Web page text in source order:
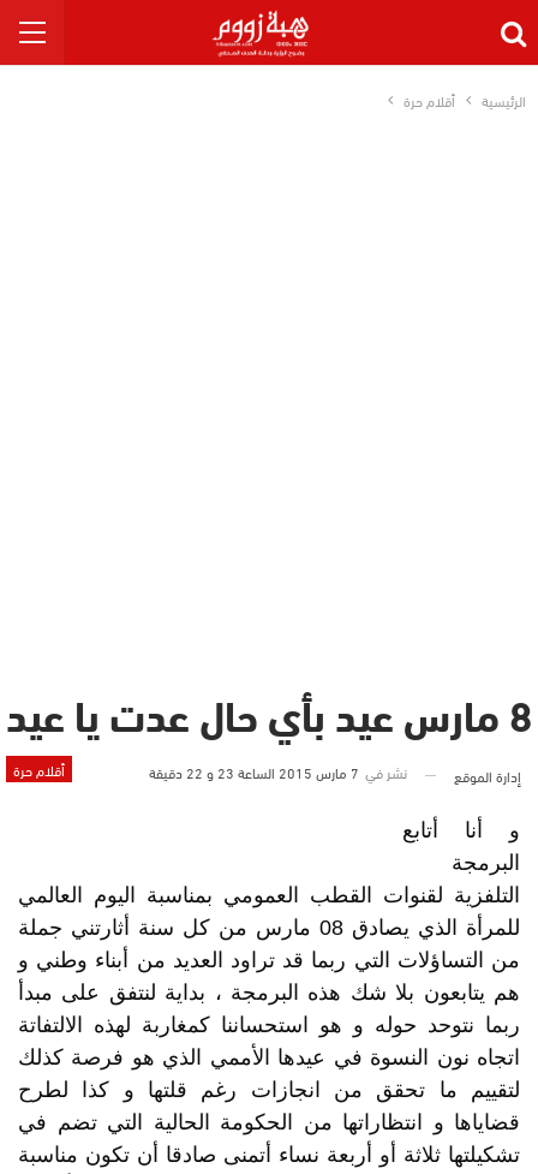
الرئيسية أقلام حرة
8 مارس عيد بأي حال عدت يا عيد
أقلام حرة إدارة الموقع نشر في 7 مارس 2015 الساعة 23 و 22 دقيقة
و أنا أتابع
البرمجة
التلفزية لقنوات القطب العمومي بمناسبة اليوم العالمي
للمرأة الذي يصادق 08 مارس من كل سنة أثارتني جملة
من التساؤلات التي ربما قد تراود العديد من أبناء وطني و
هم يتابعون بلا شك هذه البرمجة ، بداية لنتفق على مبدأ
ربما نتوحد حوله و هو استحساننا كمغاربة لهذه الالتفاتة
اتجاه نون النسوة في عيدها الأممي الذي هو فرصة كذلك
لتقييم ما تحقق من انجازات رغم قلتها و كذا لطرح
قضاياها و انتظاراتها من الحكومة الحالية التي تضم في
تشكيلتها ثلاثة أو أربعة نساء أتمنى صادقا أن تكون مناسبة